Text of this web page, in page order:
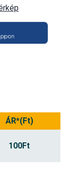
ÁR*(Ft)
100Ft